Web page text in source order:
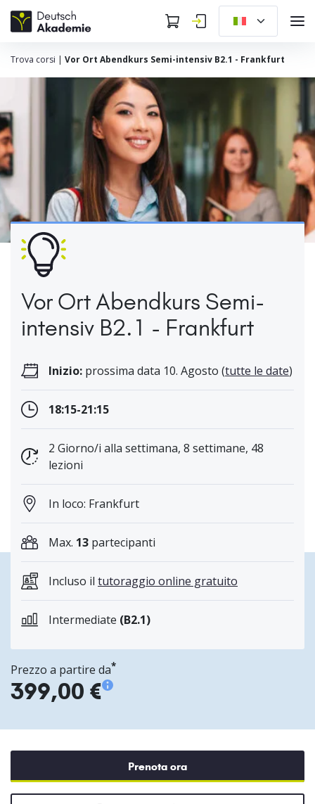
Trova corsi | Vor Ort Abendkurs Semi-intensiv B2.1 - Frankfurt
Vor Ort Abendkurs Semi-
intensiv B2.1 - Frankfurt
Inizio: prossima data 10. Agosto (tutte le date)
18:15-21:15
2 Giorno/i alla settimana, 8 settimane, 48
lezioni
In loco: Frankfurt
Max. 13 partecipanti
Incluso il tutoraggio online gratuito
Intermediate (B2.1)
Prezzo a partire da*
399,00 €
Prenota ora